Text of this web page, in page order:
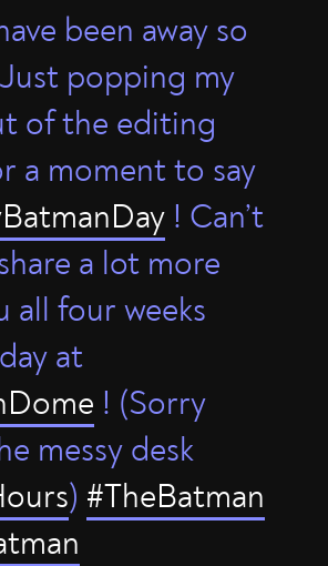
been away so
popping my
of the editing
a moment to say
! Can’t
a lot more
all four weeks
at
! (Sorry
messy desk
) #TheBatman